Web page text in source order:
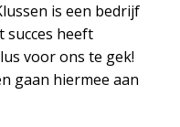
is een bedrijf
succes heeft
voor ons te gek!
gaan hiermee aan